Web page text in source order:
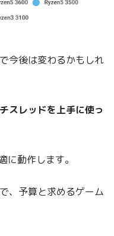
今後は変わるかもしれ
スレッドを上手に使っ
に動作します。
、予算と求めるゲーム